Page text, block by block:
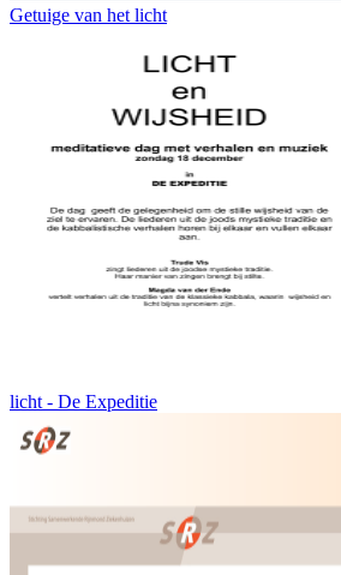
Getuige van het licht
licht - De Expeditie